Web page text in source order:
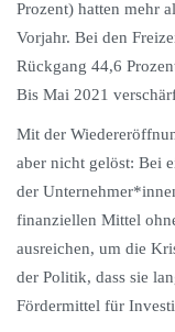
Prozent) hatten mehr
Vorjahr. Bei den
Rückgang 44,6
Bis Mai 2021
Mit der
aber nicht gelöst: Bei
der
finanziellen Mittel
ausreichen, um die
der Politik, dass sie
Fördermittel für